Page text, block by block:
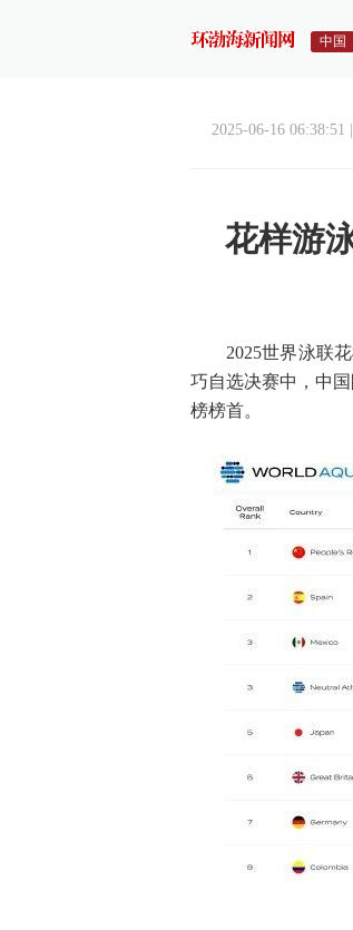
中国
2025-06-16 06:38:51 |
花样游
2025世界泳联
巧自选决赛中，中
榜榜首。